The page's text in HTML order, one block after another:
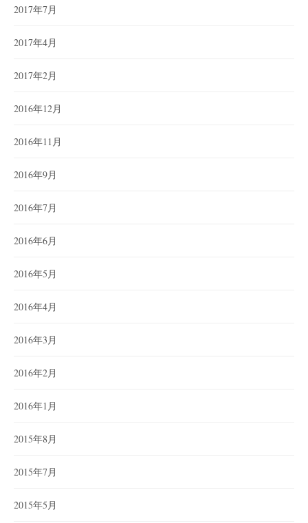
2017年7月
2017年4月
2017年2月
2016年12月
2016年11月
2016年9月
2016年7月
2016年6月
2016年5月
2016年4月
2016年3月
2016年2月
2016年1月
2015年8月
2015年7月
2015年5月